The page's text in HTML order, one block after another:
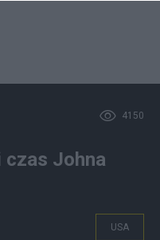
4150
Johna
USA